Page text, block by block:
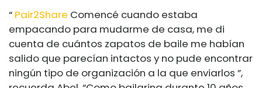
“ Pair2Share Comencé cuando estaba
empacando para mudarme de casa, me di
cuenta de cuántos zapatos de baile me habían
salido que parecían intactos y no pude encontrar
ningún tipo de organización a la que enviarlos ”,